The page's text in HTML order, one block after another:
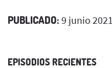
PUBLICADO: 9 junio 2021
EPISODIOS RECIENTES